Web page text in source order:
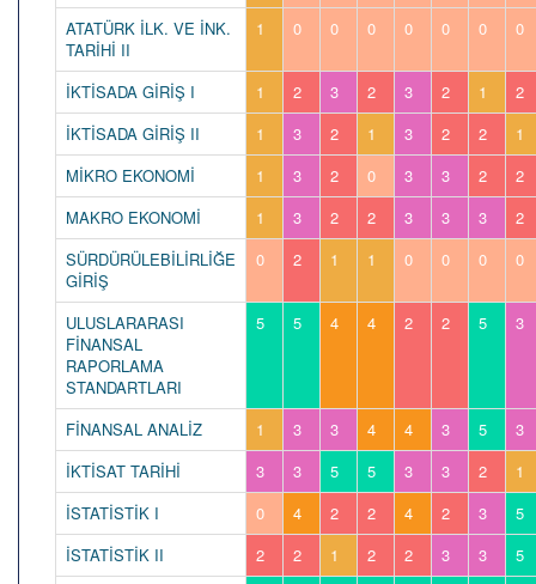
ATATÜRK İLK. VE İNK.
TARİHİ II
1 0 0 0 0 0 0 0
İKTİSADA GİRİŞ I 1 2 3 2 3 2 1
2
İKTİSADA GİRİŞ II
1 3 2 1 3 2 2
1
MİKRO EKONOMİ
1 3 2 0 3 3 2
2
MAKRO EKONOMİ
1 3 2 2 3 3 3
2
SÜRDÜRÜLEBİLİRLİĞE
GİRİŞ
0 2 1 1 0 0 0 0
ULUSLARARASI
FİNANSAL
RAPORLAMA
STANDARTLARI
5 5 4 4 2 2 5 3
FİNANSAL ANALİZ 1 3 3 4 4 3 5
3
İKTİSAT TARİHİ
3 3 5 5 3 3 2
1
İSTATİSTİK I
0 4 2 2 4 2 3
5
İSTATİSTİK II
2 2 1 2 2 3 3
5